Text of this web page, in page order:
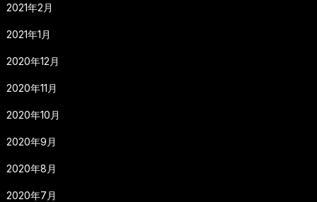
2021年2月
2021年1月
2020年12月
2020年11月
2020年10月
2020年9月
2020年8月
2020年7月